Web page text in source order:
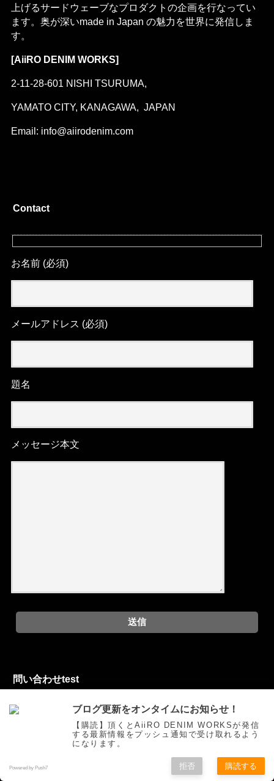
上げるサードウェーブなプロダクトの企画を行なってい
ます。奥が深いmade in Japan の魅力を世界に発信しま
す。
[AiiRO DENIM WORKS]
2-11-28-601 NISHI TSURUMA,
YAMATO CITY, KANAGAWA, JAPAN
Email: info@aiirodenim.com
Contact
お名前 (必須)
メールアドレス (必須)
題名
メッセージ本文
問い合わせtest
お問い合わせフォーム
ご挨拶 オリジナルジーンズを創る
お買い物
ブログ更新をオンタイムにお知らせ！
【購読】頂くとAiiRO DENIM WORKSが発信
する最新情報をプッシュ通知で受け取れるよう
になります。
Powered by Push7 拒否 購読する